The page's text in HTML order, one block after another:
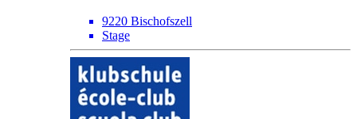
9220 Bischofszell
Stage